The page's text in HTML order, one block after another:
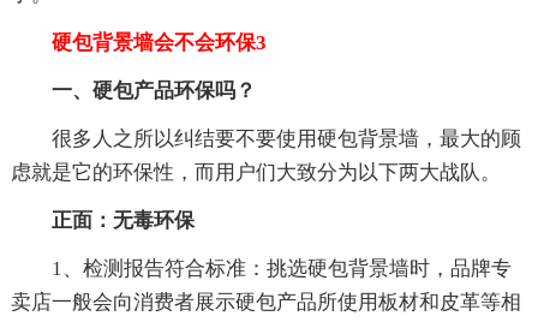
硬包背景墙会不会环保3
一、硬包产品环保吗？
很多人之所以纠结要不要使用硬包背景墙，最大的顾
虑就是它的环保性，而用户们大致分为以下两大战队。
正面：无毒环保
1、检测报告符合标准：挑选硬包背景墙时，品牌专
卖店一般会向消费者展示硬包产品所使用板材和皮革等相